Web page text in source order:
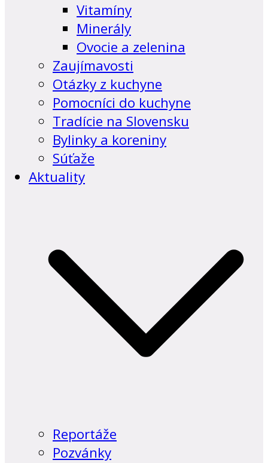
Vitamíny
Minerály
Ovocie a zelenina
Zaujímavosti
Otázky z kuchyne
Pomocníci do kuchyne
Tradície na Slovensku
Bylinky a koreniny
Súťaže
Aktuality
Reportáže
Pozvánky